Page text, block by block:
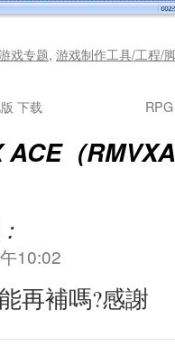
戏专题, 游戏制作工具/工程/
下载
ACE（
10:02
再補嗎?感謝